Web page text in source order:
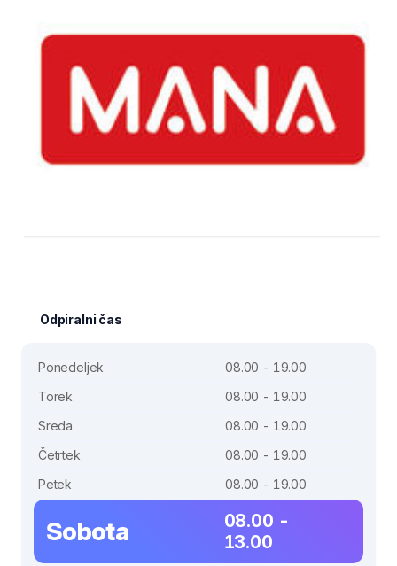
Odpiralni čas
Ponedeljek
08.00 - 19.00
Torek
08.00 - 19.00
Sreda
08.00 - 19.00
Četrtek
08.00 - 19.00
Petek
08.00 - 19.00
Sobota
08.00 -
13.00